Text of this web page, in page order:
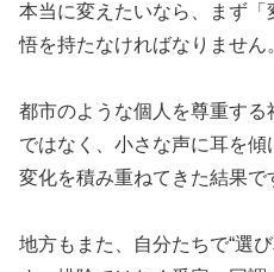
本当に変えたいなら、まず
悟を持たなければなりません
都市のような個人を尊重す
ではなく、小さな声に耳を傾
変化を積み重ねてきた結果で
地方もまた、自分たちで“選